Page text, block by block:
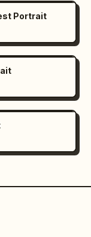
Portrait